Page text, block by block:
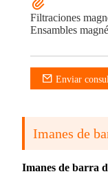
Filtraciones
Ensambles
Enviar
Imanes de
Imanes de barra